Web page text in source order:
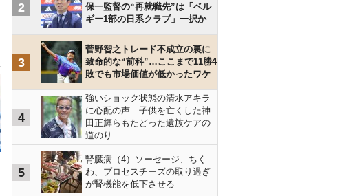
2
保一監督の“再就職先”は「ベル
ギー1部の日系クラブ」一択か
3
菅野智之トレード不成立の裏に
致命的な“前科”…ここまで11勝4
敗でも市場価値が低かったワケ
4
強いショック状態の清水アキラ
に心配の声…子供を亡くした神
田正輝らもたどった遺族ケアの
道のり
5
腎臓病（4）ソーセージ、ちく
わ、プロセスチーズの取り過ぎ
が腎機能を低下させる